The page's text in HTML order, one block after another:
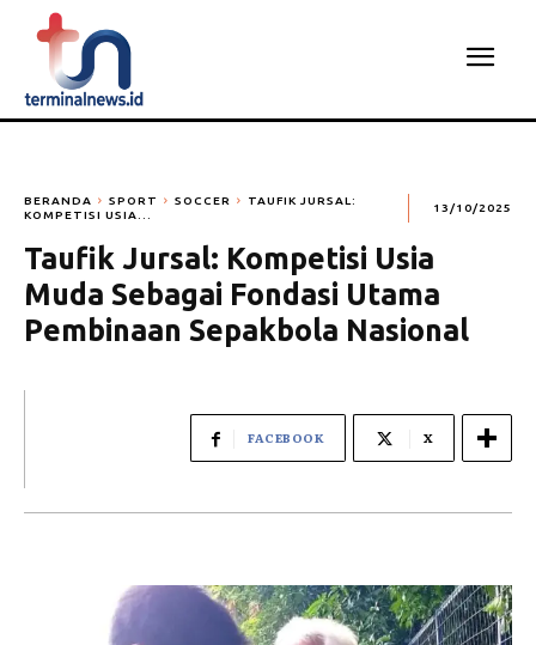
BERANDA SPORT SOCCER
TAUFIK JURSAL:
KOMPETISI USIA...
13/10/2025
Taufik Jursal: Kompetisi Usia
Muda Sebagai Fondasi Utama
Pembinaan Sepakbola Nasional
FACEBOOK X